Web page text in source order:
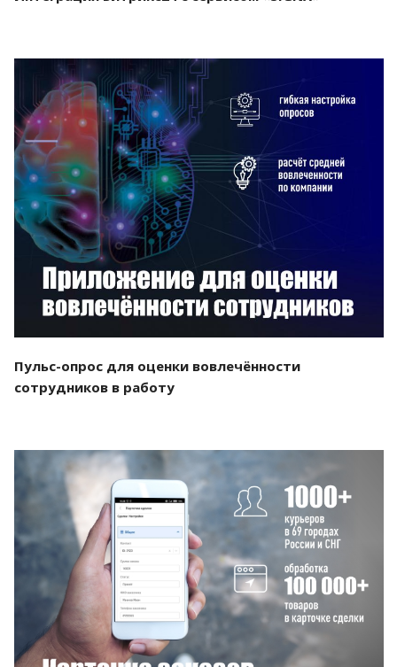
Смотреть проект
Пульс-опрос для оценки вовлечённости
сотрудников в работу
Смотреть проект